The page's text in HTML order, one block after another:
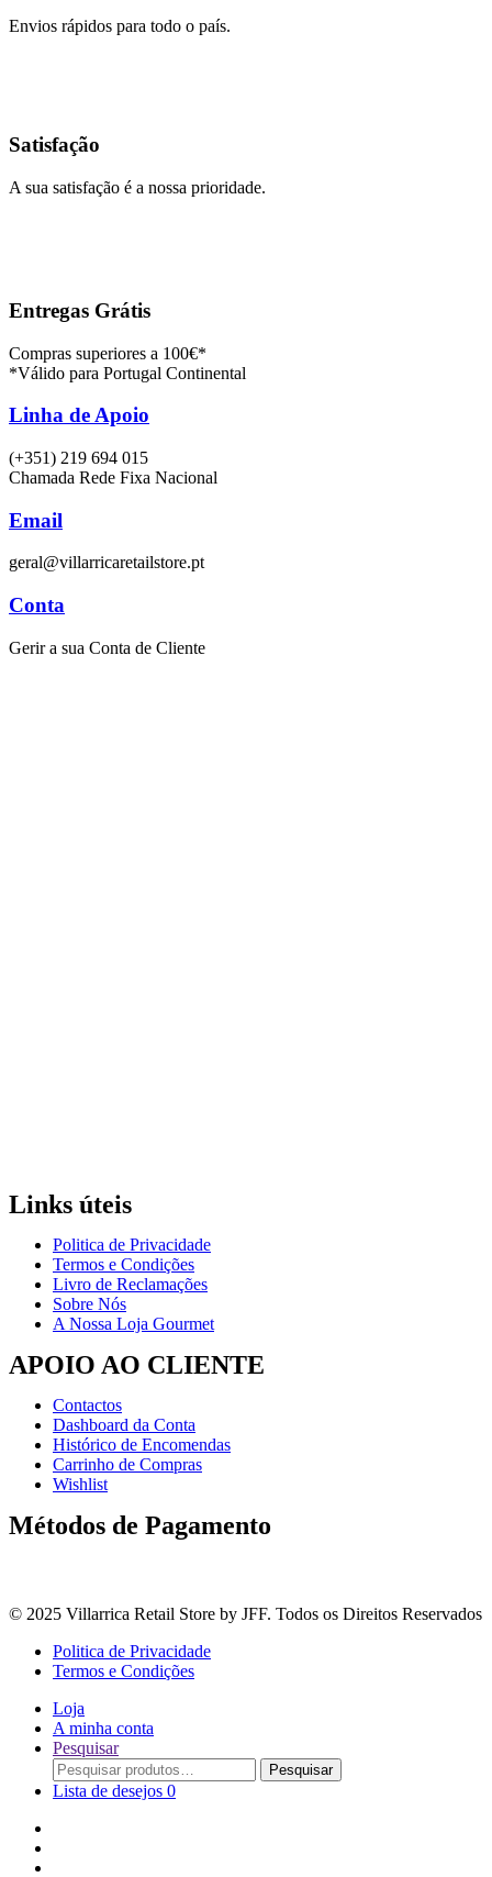
Envios rápidos para todo o país.
Satisfação
A sua satisfação é a nossa prioridade.
Entregas Grátis
Compras superiores a 100€*
*Válido para Portugal Continental
Linha de Apoio
(+351) 219 694 015
Chamada Rede Fixa Nacional
Email
geral@villarricaretailstore.pt
Conta
Gerir a sua Conta de Cliente
Links úteis
Politica de Privacidade
Termos e Condições
Livro de Reclamações
Sobre Nós
A Nossa Loja Gourmet
APOIO AO CLIENTE
Contactos
Dashboard da Conta
Histórico de Encomendas
Carrinho de Compras
Wishlist
Métodos de Pagamento
© 2025 Villarrica Retail Store by JFF. Todos os Direitos Reservados
Politica de Privacidade
Termos e Condições
Loja
A minha conta
Pesquisar
Procurar
por:
Pesquisar
Lista de desejos 0